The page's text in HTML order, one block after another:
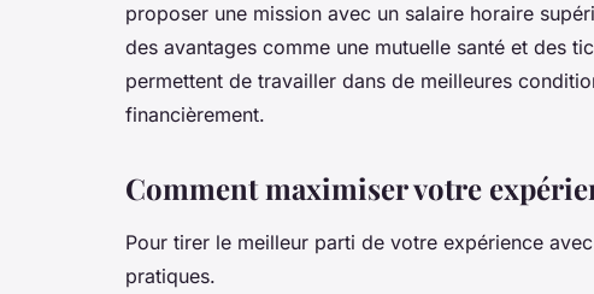
proposer une mission avec un salaire horaire
des avantages comme une mutuelle santé et des
permettent de travailler dans de meilleures
financièrement.
Comment maximiser votre
Pour tirer le meilleur parti de votre expérience
pratiques.